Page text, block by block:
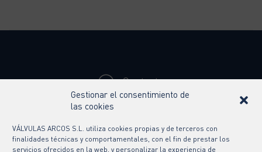
Gestionar el consentimiento de
las cookies
VÁLVULAS ARCOS S.L. utiliza cookies propias y de terceros con
finalidades técnicas y comportamentales, con el fin de prestar los
servicios ofrecidos en la web, y personalizar la experiencia de
Contacto
Síguenos en